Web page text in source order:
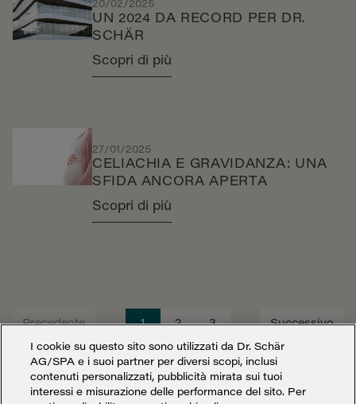
20/02/2025
UN 2024 DA RECORD PER DR.
SCHÄR
Scopri di più
27/01/2025
CELIACHIA E GRAVIDANZA: UNA
SFIDA ANCORA APERTA
Scopri di più
Precedente 1 2 3 Successivo
I cookie su questo sito sono utilizzati da Dr. Schär
AG/SPA e i suoi partner per diversi scopi, inclusi
contenuti personalizzati, pubblicità mirata sui tuoi
interessi e misurazione delle performance del sito. Per